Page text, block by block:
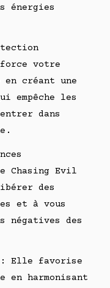
énergies
votre
créant une
empêche les
dans
Chasing Evil
des
et à vous
négatives des
: Elle favorise
harmonisant